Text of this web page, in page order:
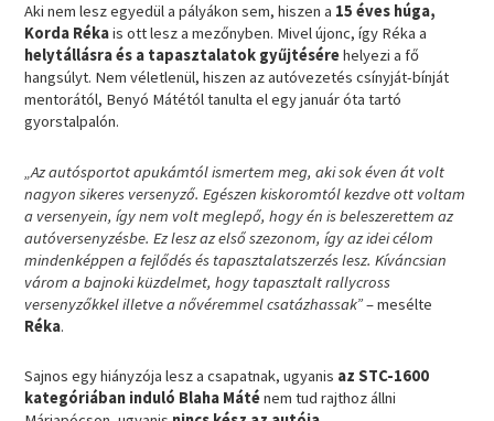
Aki nem lesz egyedül a pályákon sem, hiszen a 15 éves húga,
Korda Rékais ott lesz a mezőnyben. Mivel újonc, így Réka a
helytállásra és a tapasztalatok gyűjtésérehelyezi a fő
hangsúlyt. Nem véletlenül, hiszen az autóvezetés csínyját-bínját
mentorától, Benyó Mátétól tanulta el egy január óta tartó
gyorstalpalón.
„Az autósportot apukámtól ismertem meg, aki sok éven át volt
nagyon sikeres versenyző. Egészen kiskoromtól kezdve ott voltam
a versenyein, így nem volt meglepő, hogy én is beleszerettem az
autóversenyzésbe. Ez lesz az első szezonom, így az idei célom
mindenképpen a fejlődés és tapasztalatszerzés lesz. Kíváncsian
várom a bajnoki küzdelmet, hogy tapasztalt rallycross
versenyzőkkel illetve a nővéremmel csatázhassak”– mesélte
Réka.
Sajnos egy hiányzója lesz a csapatnak, ugyanis az STC-1600
kategóriában induló Blaha Máténem tud rajthoz állni